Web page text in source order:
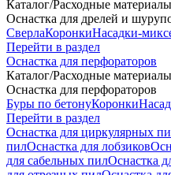
Каталог/Расходные материалы
Оснастка для дрелей и
СверлаКоронкиНасадки-
Перейти в раздел
Оснастка для перфораторов
Каталог/Расходные материалы
Оснастка для перфораторов
Буры по бетонуКоронки
Перейти в раздел
Оснастка для циркулярных
пилОснастка для лобзиков
для сабельных пилОснастка